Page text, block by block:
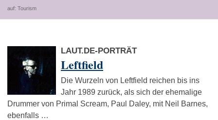
auf: Tourism
LAUT.DE-PORTRÄT
Leftfield
Die Wurzeln von Leftfield reichen bis ins
Jahr 1989 zurück, als sich der ehemalige
Drummer von Primal Scream, Paul Daley, mit Neil Barnes,
ebenfalls …